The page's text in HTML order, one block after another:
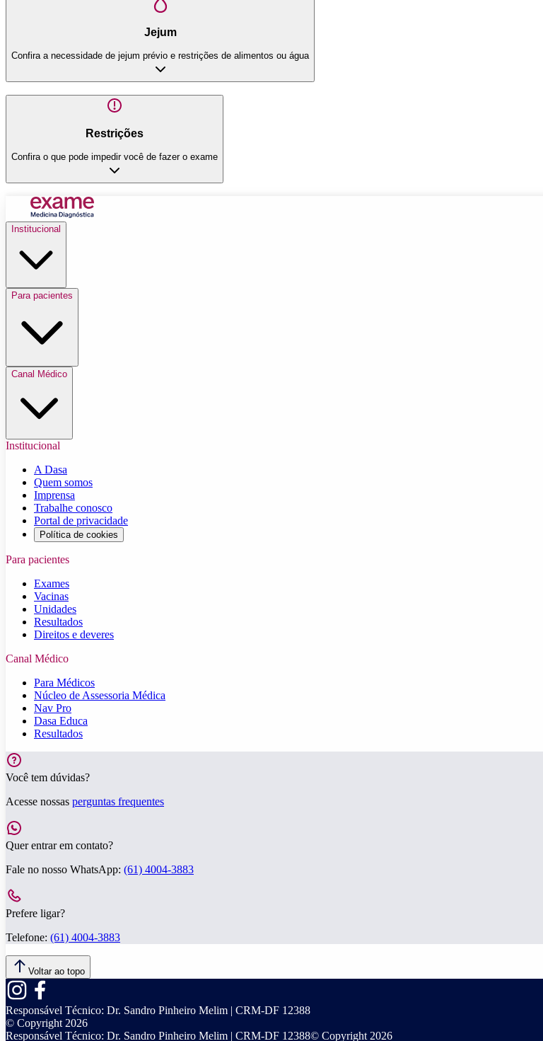
Jejum
Confira a necessidade de jejum prévio e restrições de alimentos ou água
Restrições
Confira o que pode impedir você de fazer o exame
Institucional
Para pacientes
Canal Médico
Institucional
A Dasa
Quem somos
Imprensa
Trabalhe conosco
Portal de privacidade
Política de cookies
Para pacientes
Exames
Vacinas
Unidades
Resultados
Direitos e deveres
Canal Médico
Para Médicos
Núcleo de Assessoria Médica
Nav Pro
Dasa Educa
Resultados
Você tem dúvidas?
Acesse nossas perguntas frequentes
Quer entrar em contato?
Fale no nosso WhatsApp: (61) 4004-3883
Prefere ligar?
Telefone: (61) 4004-3883
Voltar ao topo
Responsável Técnico: Dr. Sandro Pinheiro Melim | CRM-DF 12388
© Copyright 2026
Responsável Técnico: Dr. Sandro Pinheiro Melim | CRM-DF 12388© Copyright 2026